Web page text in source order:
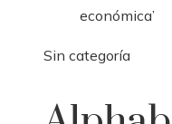
económica’
Sin categoría